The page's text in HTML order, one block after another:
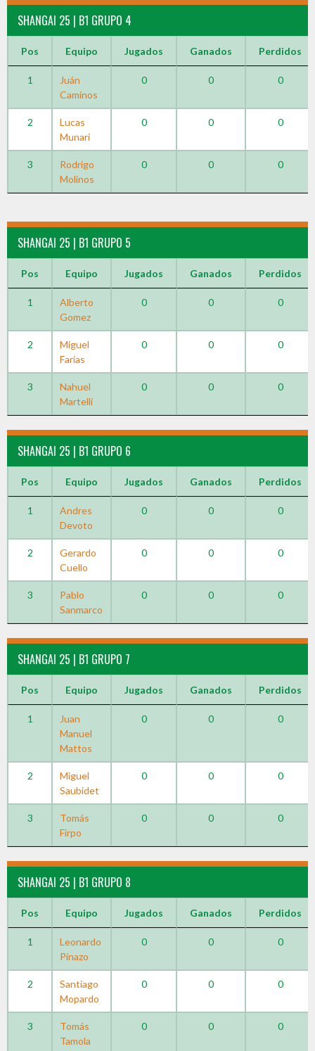
SHANGAI 25 | B1 GRUPO 4
Pos Equipo Jugados Ganados Perdidos
1
Juán
Caminos
0 0 0
2
Lucas
Munari
0 0 0
3
Rodrigo
Molinos
0 0 0
SHANGAI 25 | B1 GRUPO 5
Pos Equipo Jugados Ganados Perdidos
1
Alberto
Gomez
0 0 0
2
Miguel
Farias
0 0 0
3
Nahuel
Martelli
0 0 0
SHANGAI 25 | B1 GRUPO 6
Pos Equipo Jugados Ganados Perdidos
1
Andres
Devoto
0 0 0
2
Gerardo
Cuello
0 0 0
3
Pablo
Sanmarco
0 0 0
SHANGAI 25 | B1 GRUPO 7
Pos Equipo Jugados Ganados Perdidos
1
Juan
Manuel
Mattos
0 0 0
2
Miguel
Saubidet
0 0 0
3
Tomás
Firpo
0 0 0
SHANGAI 25 | B1 GRUPO 8
Pos Equipo Jugados Ganados Perdidos
1
Leonardo
Pinazo
0 0 0
2
Santiago
Mopardo
0 0 0
3
Tomás
Tamola
0 0 0